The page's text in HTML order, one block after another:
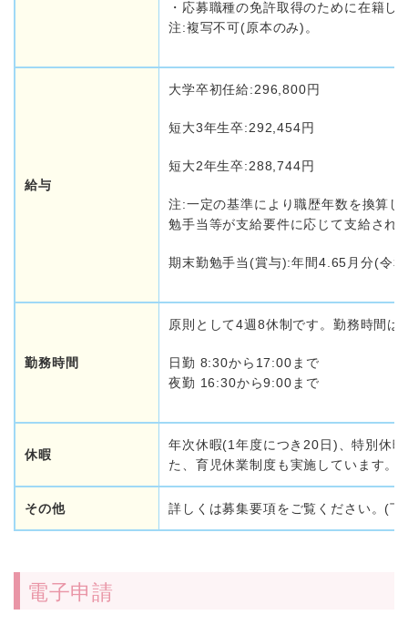
・応募職種の免許取得のために在籍し
注:複写不可(原本のみ)。
給与
大学卒初任給:296,800円
短大3年生卒:292,454円
短大2年生卒:288,744円
注:一定の基準により職歴年数を換算
勉手当等が支給要件に応じて支給され
期末勤勉手当(賞与):年間4.65月分(令
勤務時間
原則として4週8休制です。勤務時間
日勤 8:30から17:00まで
夜勤 16:30から9:00まで
休暇
年次休暇(1年度につき20日)、特別休
た、育児休業制度も実施しています。
その他 詳しくは募集要項をご覧ください。(
電子申請